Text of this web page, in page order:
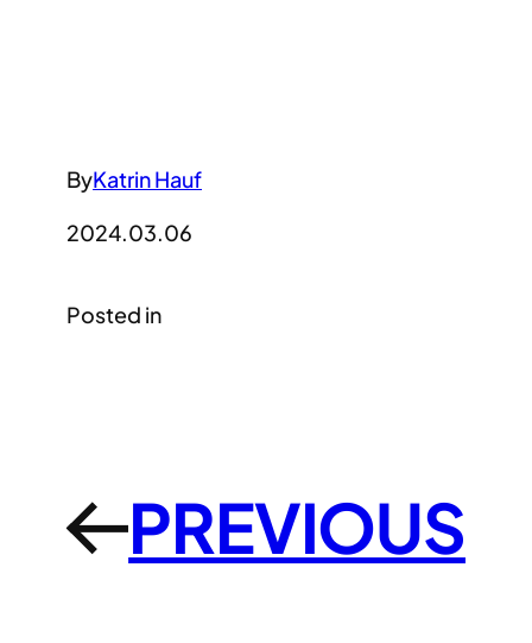
ByKatrin Hauf
2024.03.06
Posted in
←PREVIOUS